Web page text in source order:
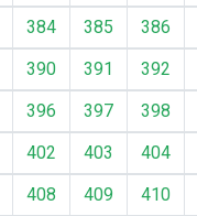
384 385 386
390 391 392
396 397 398
402 403 404
408 409 410